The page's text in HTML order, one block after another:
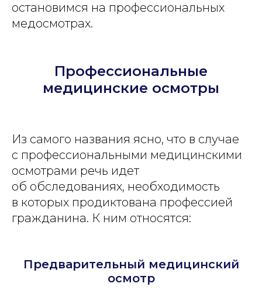
остановимся на профессиональных
медосмотрах.
Профессиональные
медицинские осмотры
Из самого названия ясно, что в случае
с профессиональными медицинскими
осмотрами речь идет
об обследованиях, необходимость
в которых продиктована профессией
гражданина. К ним относятся:
Предварительный медицинский
осмотр